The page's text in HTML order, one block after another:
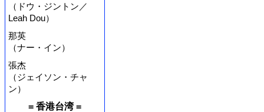
（ドウ・ジントン／
Leah Dou）
那英
（ナー・イン）
張杰
（ジェイソン・チャ
ン）
= 香港台湾 =